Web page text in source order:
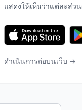
แสดงให้เห็นว่าแต่ละส่ว
ดำเนินการต่อบนเว็บ →